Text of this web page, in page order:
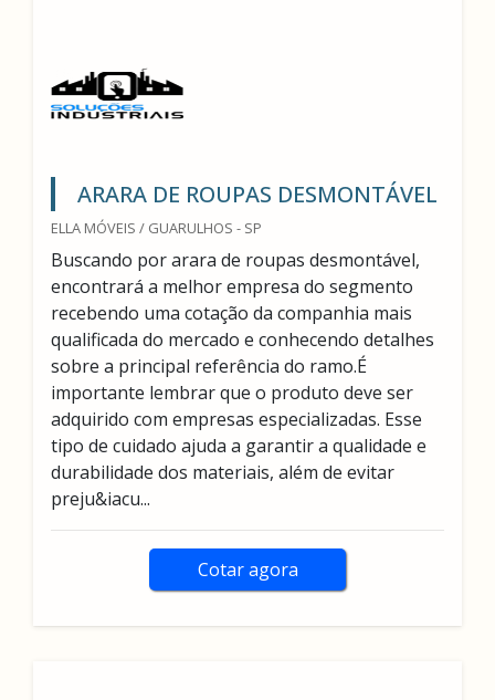
ARARA DE ROUPAS DESMONTÁVEL
ELLA MÓVEIS / GUARULHOS - SP
Buscando por arara de roupas desmontável,
encontrará a melhor empresa do segmento
recebendo uma cotação da companhia mais
qualificada do mercado e conhecendo detalhes
sobre a principal referência do ramo.É
importante lembrar que o produto deve ser
adquirido com empresas especializadas. Esse
tipo de cuidado ajuda a garantir a qualidade e
durabilidade dos materiais, além de evitar
preju&iacu...
Cotar agora